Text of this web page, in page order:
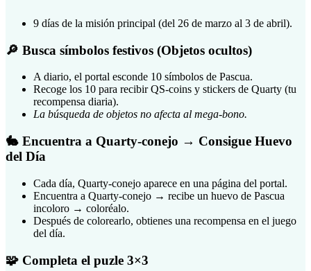
9 días de la misión principal (del 26 de marzo al 3 de abril).
🔎 Busca símbolos festivos (Objetos ocultos)
A diario, el portal esconde 10 símbolos de Pascua.
Recoge los 10 para recibir QS-coins y stickers de Quarty (tu
recompensa diaria).
La búsqueda de objetos no afecta al mega-bono.
🐇 Encuentra a Quarty-conejo → Consigue Huevo
del Día
Cada día, Quarty-conejo aparece en una página del portal.
Encuentra a Quarty-conejo → recibe un huevo de Pascua
incoloro → coloréalo.
Después de colorearlo, obtienes una recompensa en el juego
del día.
🧩 Completa el puzle 3×3